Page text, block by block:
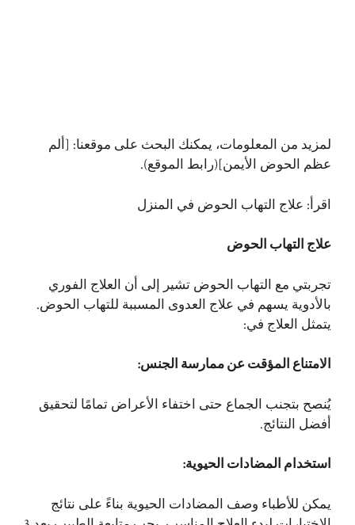
لمزيد من المعلومات، يمكنك البحث على موقعنا: [ألم
عظم الحوض الأيمن](رابط الموقع).
اقرأ: علاج التهاب الحوض في المنزل
علاج التهاب الحوض
تجربتي مع التهاب الحوض تشير إلى أن العلاج الفوري
بالأدوية يسهم في علاج العدوى المسببة للتهاب الحوض.
يتمثل العلاج في:
الامتناع المؤقت عن ممارسة الجنس:
يُنصح بتجنب الجماع حتى اختفاء الأعراض تمامًا لتحقيق
أفضل النتائج.
استخدام المضادات الحيوية:
يمكن للأطباء وصف المضادات الحيوية بناءً على نتائج